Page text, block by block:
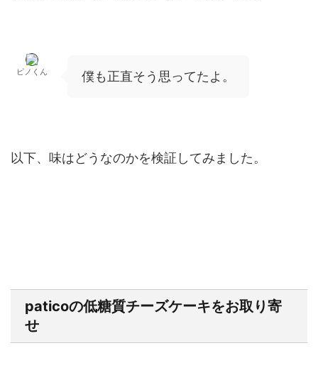
ピノくん 僕も正直そう思ってたよ。
以下、味はどうなのかを検証してみました。
paticoの低糖質チーズケーキをお取り寄
せ